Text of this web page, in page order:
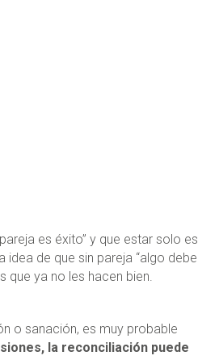
es éxito” y que estar solo es
de que sin pareja “algo debe
que ya no les hacen bien.
o sanación, es muy probable
la reconciliación puede